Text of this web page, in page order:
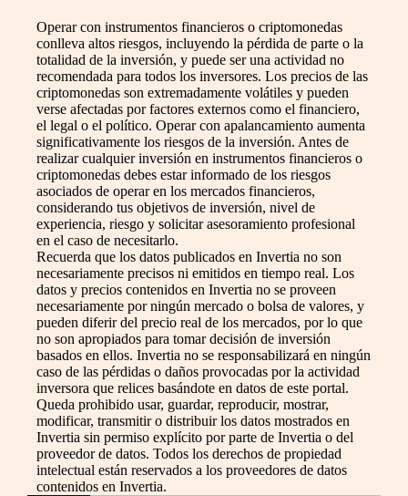
Operar con instrumentos financieros o criptomonedas
conlleva altos riesgos, incluyendo la pérdida de parte o la
totalidad de la inversión, y puede ser una actividad no
recomendada para todos los inversores. Los precios de las
criptomonedas son extremadamente volátiles y pueden
verse afectadas por factores externos como el financiero,
el legal o el político. Operar con apalancamiento aumenta
significativamente los riesgos de la inversión. Antes de
realizar cualquier inversión en instrumentos financieros o
criptomonedas debes estar informado de los riesgos
asociados de operar en los mercados financieros,
considerando tus objetivos de inversión, nivel de
experiencia, riesgo y solicitar asesoramiento profesional
en el caso de necesitarlo.
Recuerda que los datos publicados en Invertia no son
necesariamente precisos ni emitidos en tiempo real. Los
datos y precios contenidos en Invertia no se proveen
necesariamente por ningún mercado o bolsa de valores, y
pueden diferir del precio real de los mercados, por lo que
no son apropiados para tomar decisión de inversión
basados en ellos. Invertia no se responsabilizará en ningún
caso de las pérdidas o daños provocadas por la actividad
inversora que relices basándote en datos de este portal.
Queda prohibido usar, guardar, reproducir, mostrar,
modificar, transmitir o distribuir los datos mostrados en
Invertia sin permiso explícito por parte de Invertia o del
proveedor de datos. Todos los derechos de propiedad
intelectual están reservados a los proveedores de datos
contenidos en Invertia.